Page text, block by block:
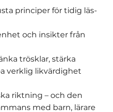
principer för tidig läs-
och insikter från
trösklar, stärka
verklig likvärdighet
riktning – och den
med barn, lärare